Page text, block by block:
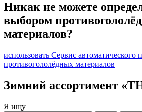
Никак не можете
выбором
материалов?
использовать Сервис автоматического
противогололёдных материалов
Зимний ассортимент
Я ищу